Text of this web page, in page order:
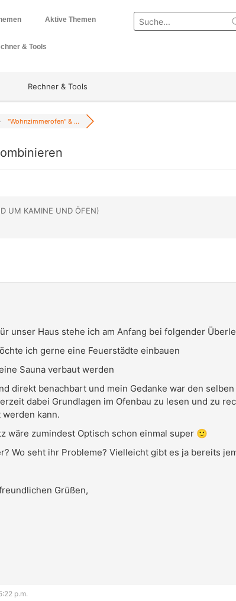
Aktive Themen
& Tools
Rechner & Tools
"Wohnzimmerofen" & ...
UM KAMINE UND ÖFEN)
unser Haus stehe ich am Anfang bei folgender
ich gerne eine Feuerstädte einbauen
Sauna verbaut werden
direkt benachbart und mein Gedanke war den
dabei Grundlagen im Ofenbau zu lesen und zu
kann.
wäre zumindest Optisch schon einmal super 🙂
Wo seht ihr Probleme? Vielleicht gibt es ja bereits
Grüßen,
p.m.